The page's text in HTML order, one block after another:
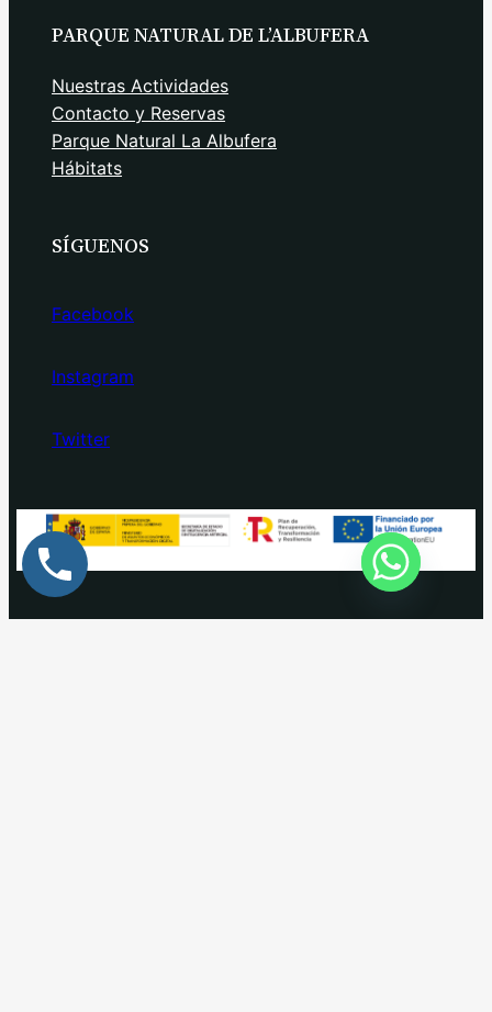
PARQUE NATURAL DE L’ALBUFERA
Nuestras Actividades
Contacto y Reservas
Parque Natural La Albufera
Hábitats
SÍGUENOS
Facebook
Instagram
Twitter